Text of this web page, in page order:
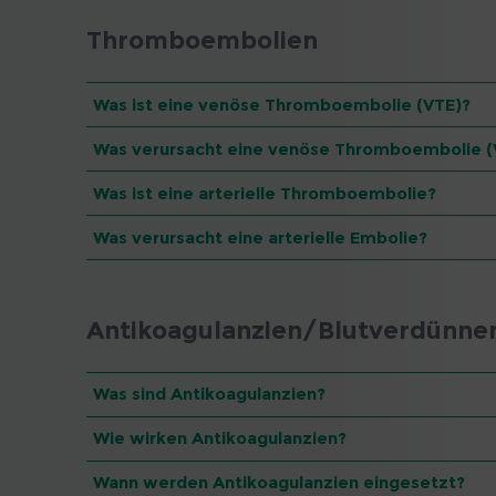
Thromboembolien
Was ist eine venöse Thromboembolie (VTE)?
Was verursacht eine venöse Thromboembolie
Was ist eine arterielle Thromboembolie?
Was verursacht eine arterielle Embolie?
Antikoagulanzien/
Was sind Antikoagulanzien?
Wie wirken Antikoagulanzien?
Wann werden Antikoagulanzien eingesetzt?